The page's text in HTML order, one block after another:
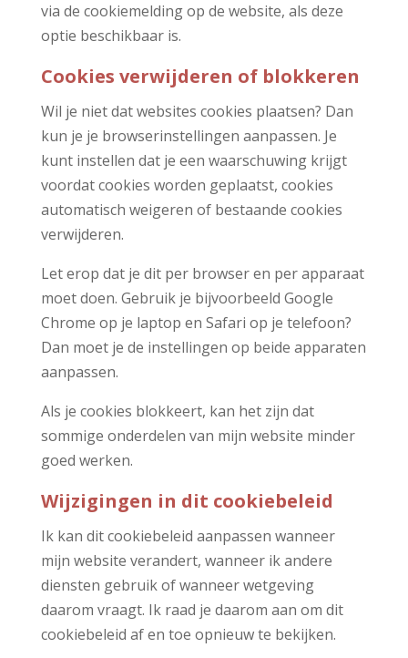
via de cookiemelding op de website, als deze
optie beschikbaar is.
Cookies verwijderen of blokkeren
Wil je niet dat websites cookies plaatsen? Dan
kun je je browserinstellingen aanpassen. Je
kunt instellen dat je een waarschuwing krijgt
voordat cookies worden geplaatst, cookies
automatisch weigeren of bestaande cookies
verwijderen.
Let erop dat je dit per browser en per apparaat
moet doen. Gebruik je bijvoorbeeld Google
Chrome op je laptop en Safari op je telefoon?
Dan moet je de instellingen op beide apparaten
aanpassen.
Als je cookies blokkeert, kan het zijn dat
sommige onderdelen van mijn website minder
goed werken.
Wijzigingen in dit cookiebeleid
Ik kan dit cookiebeleid aanpassen wanneer
mijn website verandert, wanneer ik andere
diensten gebruik of wanneer wetgeving
daarom vraagt. Ik raad je daarom aan om dit
cookiebeleid af en toe opnieuw te bekijken.